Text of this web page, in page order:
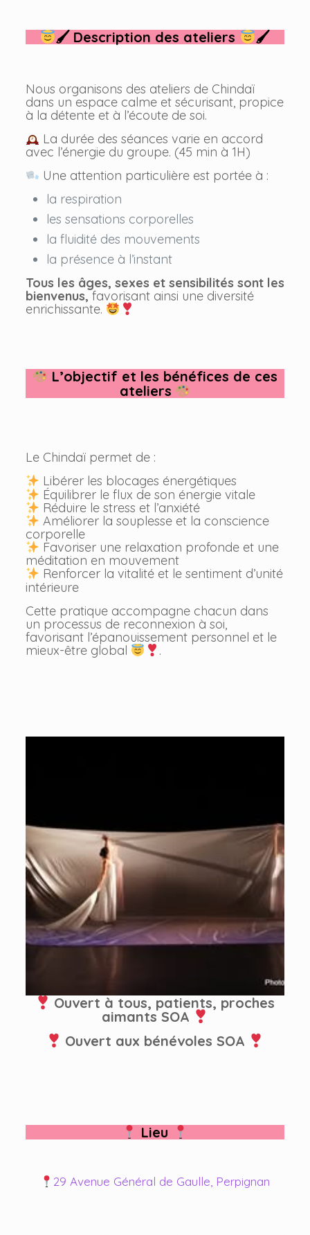
🖌 Description des ateliers 🖌
Nous organisons des ateliers de Chindaï
dans un espace calme et sécurisant, propice
à la détente et à l’écoute de soi.
La durée des séances varie en accord
avec l’énergie du groupe. (45 min à 1H)
Une attention particulière est portée à :
la respiration
les sensations corporelles
la fluidité des mouvements
la présence à l’instant
Tous les âges, sexes et sensibilités sont les
bienvenus, favorisant ainsi une diversité
enrichissante.
L’objectif et les bénéfices de ces
ateliers
Le Chindaï permet de :
Libérer les blocages énergétiques
Équilibrer le flux de son énergie vitale
Réduire le stress et l’anxiété
Améliorer la souplesse et la conscience
corporelle
Favoriser une relaxation profonde et une
méditation en mouvement
Renforcer la vitalité et le sentiment d’unité
intérieure
Cette pratique accompagne chacun dans
un processus de reconnexion à soi,
favorisant l’épanouissement personnel et le
mieux-être global
.
Ouvert à tous, patients, proches
aimants SOA
Ouvert aux bénévoles SOA
Lieu
29 Avenue Général de Gaulle, Perpignan